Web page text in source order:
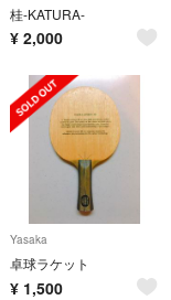
桂-KATURA-
¥ 2,000
Yasaka
卓球ラケット
¥ 1,500